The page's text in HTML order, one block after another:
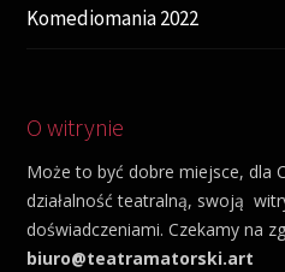
Komediomania 2022
O witrynie
Może to być dobre miejsce, dla
działalność teatralną, swoją
doświadczeniami. Czekamy na
biuro@teatramatorski.art